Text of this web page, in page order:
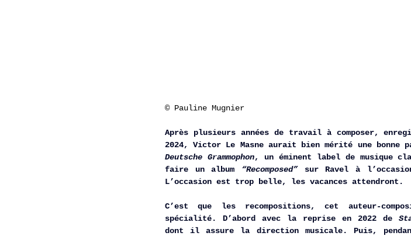
© Pauline Mugnier
Après plusieurs années de travail à composer,
Deutsche Grammophon, un éminent label de musique
faire un album “Recomposed” sur Ravel à
L’occasion est trop belle, les vacances attendront.
C’est que les recompositions, cet auteur-
spécialité. D’abord avec la reprise en 2022 de
dont il assure la direction musicale. Puis,